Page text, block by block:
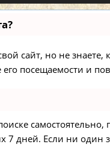
сайт, но не
посещаемости и
7 дней. Если ни один